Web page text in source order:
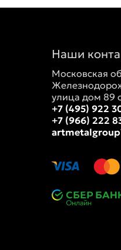
Наши
Московская
улица дом 89
+7 (495) 922
+7 (966) 222